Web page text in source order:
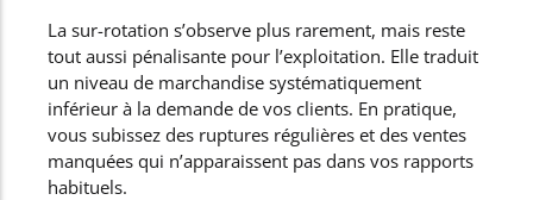
La sur-rotation s’observe plus rarement, mais reste
tout aussi pénalisante pour l’exploitation. Elle traduit
un niveau de marchandise systématiquement
inférieur à la demande de vos clients. En pratique,
vous subissez des ruptures régulières et des ventes
manquées qui n’apparaissent pas dans vos rapports
habituels.